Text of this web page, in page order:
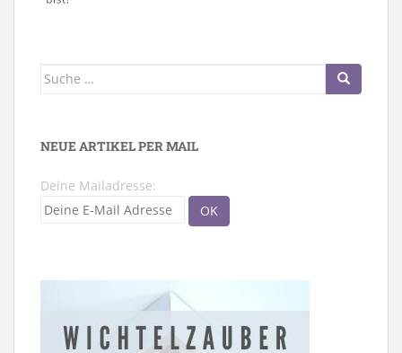
Suche
NEUE ARTIKEL PER MAIL
Deine Mailadresse: